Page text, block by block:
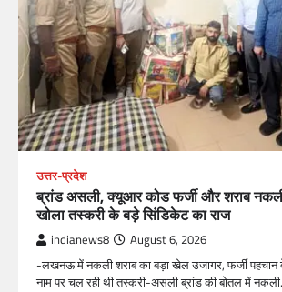
उत्तर-प्रदेश
ब्रांड असली, क्यूआर कोड फर्जी और शराब
खोला तस्करी के बड़े सिंडिकेट का राज
indianews8 August 6, 2026
-लखनऊ में नकली शराब का बड़ा खेल उजागर, फर्जी
नाम पर चल रही थी तस्करी-असली ब्रांड की बोतल में